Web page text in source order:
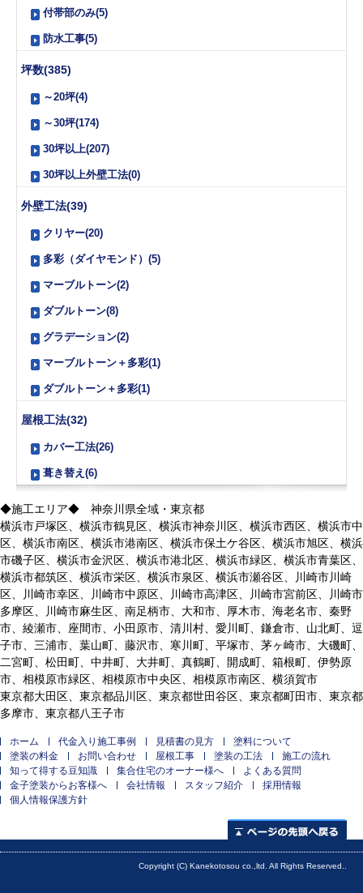
付帯部のみ(5)
防水工事(5)
坪数(385)
～20坪(4)
～30坪(174)
30坪以上(207)
30坪以上外壁工法(0)
外壁工法(39)
クリヤー(20)
多彩（ダイヤモンド）(5)
マーブルトーン(2)
ダブルトーン(8)
グラデーション(2)
マーブルトーン＋多彩(1)
ダブルトーン＋多彩(1)
屋根工法(32)
カバー工法(26)
葺き替え(6)
◆施工エリア◆ 神奈川県全域・東京都
横浜市戸塚区、横浜市鶴見区、横浜市神奈川区、横浜市西区、横浜市中
区、横浜市南区、横浜市港南区、横浜市保土ケ谷区、横浜市旭区、横浜
市磯子区、横浜市金沢区、横浜市港北区、横浜市緑区、横浜市青葉区、
横浜市都筑区、横浜市栄区、横浜市泉区、横浜市瀬谷区、川崎市川崎
区、川崎市幸区、川崎市中原区、川崎市高津区、川崎市宮前区、川崎市
多摩区、川崎市麻生区、南足柄市、大和市、厚木市、海老名市、秦野
市、綾瀬市、座間市、小田原市、清川村、愛川町、鎌倉市、山北町、逗
子市、三浦市、葉山町、藤沢市、寒川町、平塚市、茅ヶ崎市、大磯町、
二宮町、松田町、中井町、大井町、真鶴町、開成町、箱根町、伊勢原
市、相模原市緑区、相模原市中央区、相模原市南区、横須賀市
東京都大田区、東京都品川区、東京都世田谷区、東京都町田市、東京都
多摩市、東京都八王子市
ホーム 代金入り施工事例 見積書の見方
塗料について
塗装の料金
お問い合わせ 屋根工事 塗装の工法
施工の流れ
知って得する豆知識
集合住宅のオーナー様へ
よくある質問
金子塗装からお客様へ
会社情報 スタッフ紹介
採用情報
個人情報保護方針
ページの先頭へ
Copyright (C) Kanekotosou co.,ltd. All Rights Reserved..